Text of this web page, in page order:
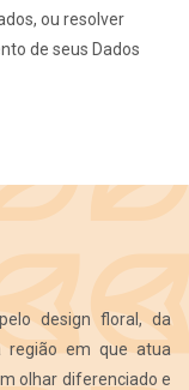
ou resolver
de seus Dados
design floral, da
região em que atua
olhar diferenciado e